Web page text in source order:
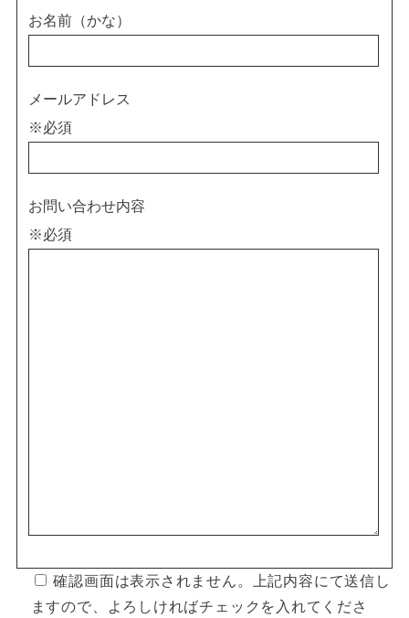
お名前（かな）
メールアドレス
※必須
お問い合わせ内容
※必須
確認画面は表示されません。上記内容にて送信し
ますので、よろしければチェックを入れてくださ